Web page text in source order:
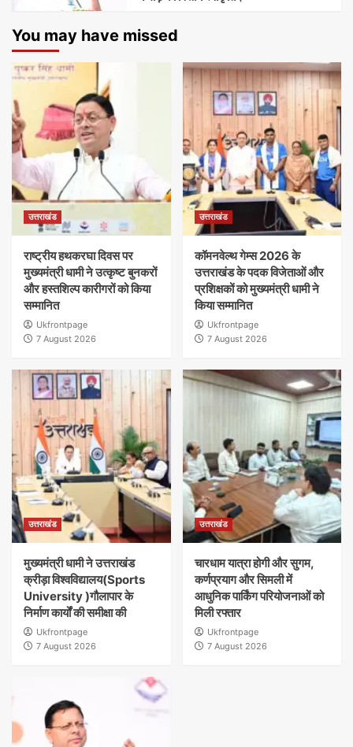
You may have missed
उत्तराखंड
राष्ट्रीय हथकरघा दिवस पर
मुख्यमंत्री धामी ने उत्कृष्ट बुनकरों
और हस्तशिल्प कारीगरों को किया
सम्मानित
Ukfrontpage
7 August 2026
उत्तराखंड
कॉमनवेल्थ गेम्स 2026 के
उत्तराखंड के पदक विजेताओं और
प्रशिक्षकों को मुख्यमंत्री धामी ने
किया सम्मानित
Ukfrontpage
7 August 2026
उत्तराखंड
मुख्यमंत्री धामी ने उत्तराखंड
क्रीड़ा विश्वविद्यालय(Sports
University )गौलापार के
निर्माण कार्यों की समीक्षा की
Ukfrontpage
7 August 2026
उत्तराखंड
चारधाम यात्रा होगी और सुगम,
कर्णप्रयाग और सिमली में
आधुनिक पार्किंग परियोजनाओं को
मिली रफ्तार
Ukfrontpage
7 August 2026